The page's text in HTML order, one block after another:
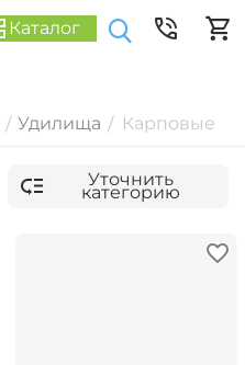
Каталог
/ Удилища / Карповые
Уточнить
категорию